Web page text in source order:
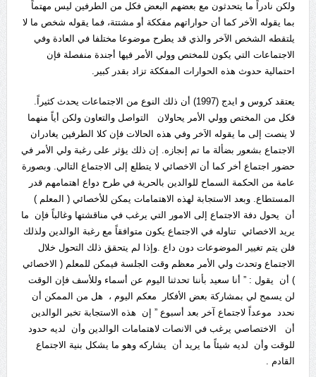
ولكن نادراً ما يتحدثون مع بعضهم البعض فكل من الطرفين ليس مهتماً
بما يقوله الاَخر كما أن حواراتهم مفككة أو مشتتة، فما يقوله شخص ما لا
يلتقطه الشخص الاَخر والذي قد يطرح موضوعا مختلفا في العادة وفي
الاجتماعات التي يكون للمختص وولي الأمر فيها أجندة منفصلة فإن
احتمالية حدوث هذه الحوارات المفككة تزاد بقدر كبير.
يعتقد كروس و ايدج (1997) أن ذلك النوع من الاجتماعات يحدث كثيراً.
فكل من المختص وولي الأمر يحاولان التواصل والتعاون ولكن أياً منهما
لا ينصت إلى ما يقوله الاَخر وفي هذه الحالات فإن كلا الطرفين يغادران
الاجتماع بشعور بضألة ما تم إنجازه. إن ذلك يؤثر على رغبة ولي الأمر في
حضور اجتماع أخر كما أن الاخصائي لا يتطلع إلى الاجتماع التالي. وبصورة
عامة من الحكمة السماح للوالدين بالحرية في طرح دواع اهتمامهم قدر
المستطاع. وبعد الاستجابة لهذه الاهتمامات يمكن للأخصائي ( المعلم )
أن يحول دفة الاجتماع إلى الامور التي يرغب في مناقشتها وغالباً فإن ما
يريد الاخصائي تناوله في الاجتماع يكون متوافقاً مع رغبة الوالدين ولذلك
فلن يتم تغيير الموضوعات دون داع .وإذا لم يتحقق ذلك التحول خلال
الاجتماع وتحدث ولي الأمر معظم وقت الجلسة فيمكن للمعلم ( الاخصائي
) أن يقول : ” أنا سعيد بأننا تحدثنا اليوم عن أسماء وللأسف فإن الوقت
لن يسمح لي بمشاركة بعض الأفكار معكم اليوم ، هل من الممكن أن
نحدد موعداً لاجتماع آخر بعد أسبوع ” إن هذه الاستجابة تخبر الوالدين
أن الاختصاصي يرغب في الانصات لاهتمامات الوالدين وأن لديه حدود
للوقت وأن لديه شيئاً ما يريد أن يشاركه وهو ما يشكل بنية الاجتماع
القادم .